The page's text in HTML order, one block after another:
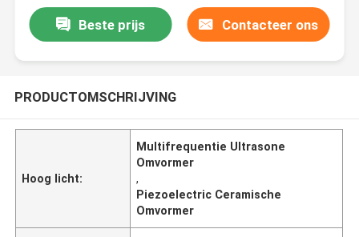
Beste prijs Contacteer ons
PRODUCTOMSCHRIJVING
Hoog licht:
Multifrequentie Ultrasone
Omvormer
,
Piezoelectric Ceramische
Omvormer